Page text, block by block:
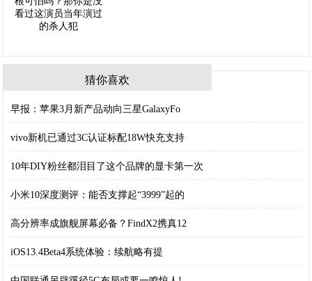
猜你喜欢
早报：苹果3月新产品动向三星GalaxyFo
vivo新机已通过3C认证标配18W快充支持
10年DIY粉丝都泪目了这个品牌的显卡第一次
小米10深度测评：能否支撑起“3999”起的
高分辨率成旗舰屏幕必备？FindX2携真12
iOS13.4Beta4系统体验：续航略有提